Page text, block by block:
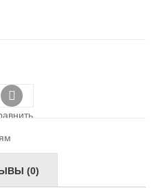
(0)